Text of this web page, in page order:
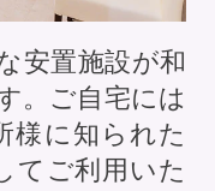
安置施設が和
。ご自宅には
様に知られた
てご利用いた